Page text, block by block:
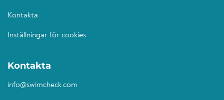
Kontakta
Inställningar för cookies
Kontakta
info@swimcheck.com